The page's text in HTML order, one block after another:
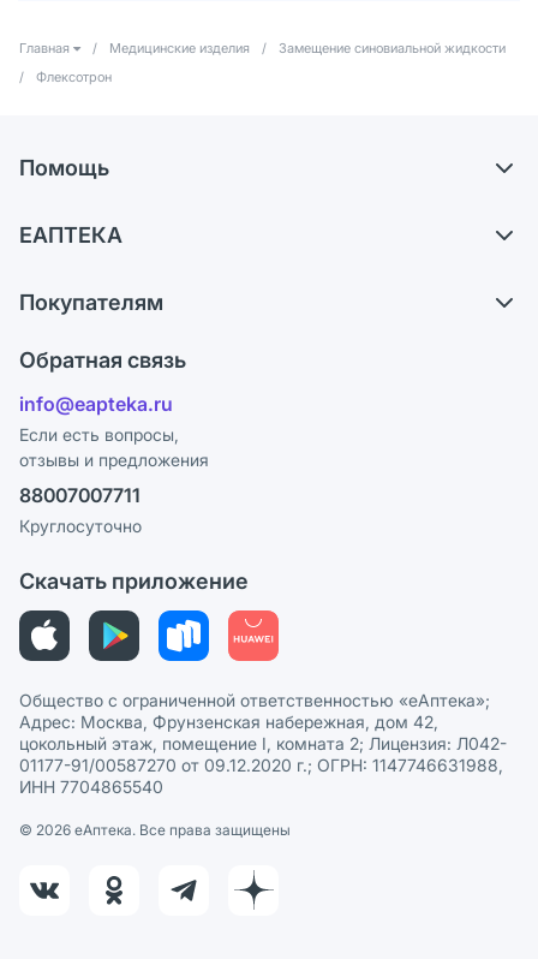
Главная / Медицинские изделия /
Замещение синовиальной жидкости
/
Флексотрон
Помощь
Обмен и возврат
Блог
ЕАПТЕКА
Карьера
Поставщики
Лицензия
Реклама на сайте
Ваши товары на ЕАПТЕКЕ
Покупателям
Программа СберСпасибо
Политика конфиденциальности
Пользовательское соглашение
Политика рекомендаций
Этика и соответствие
Политика в отношении обработки персональных данных
Обратная связь
info@eapteka.ru
Если есть вопросы,
отзывы и предложения
88007007711
Круглосуточно
Скачать приложение
Общество с ограниченной ответственностью «еАптека»;
Адрес: Москва, Фрунзенская набережная, дом 42,
цокольный этаж, помещение I, комната 2; Лицензия: Л042-
01177-91/00587270 от 09.12.2020 г.; ОГРН: 1147746631988,
ИНН 7704865540
© 2026 eАптека. Все права защищены